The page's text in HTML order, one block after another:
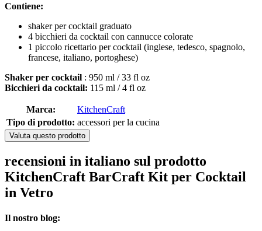
Contiene:
shaker per cocktail graduato
4 bicchieri da cocktail con cannucce colorate
1 piccolo ricettario per cocktail (inglese, tedesco, spagnolo,
francese, italiano, portoghese)
Shaker per cocktail : 950 ml / 33 fl oz
Bicchieri da cocktail: 115 ml / 4 fl oz
Marca:
KitchenCraft
Tipo di prodotto: accessori per la cucina
Valuta questo prodotto
recensioni in italiano sul prodotto
KitchenCraft BarCraft Kit per Cocktail
in Vetro
Il nostro blog: